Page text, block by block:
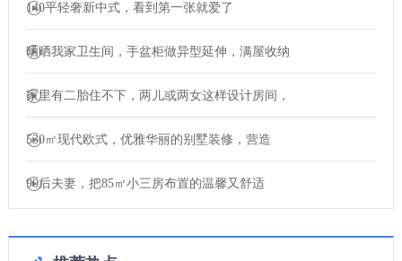
140平轻奢新中式，看到第一张就爱了
晒晒我家卫生间，手盆柜做异型延伸，满屋收纳
家里有二胎住不下，两儿或两女这样设计房间，
530㎡现代欧式，优雅华丽的别墅装修，营造
90后夫妻，把85㎡小三房布置的温馨又舒适